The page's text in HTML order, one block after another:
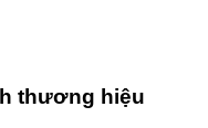
thương hiệu